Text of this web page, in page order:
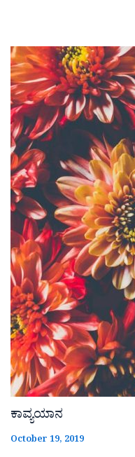
ಕಾವ್ಯಯಾನ
October 19, 2019